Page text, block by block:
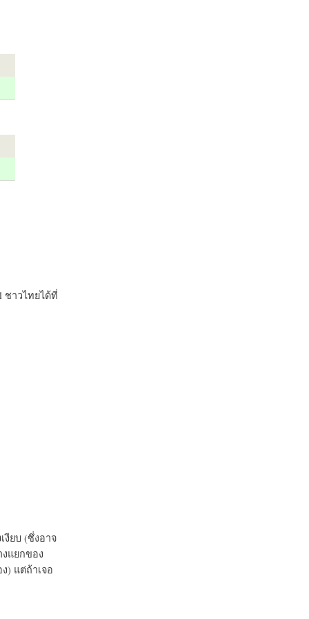
ชาวไทยได้ที่
งียบ (ซึ่งอาจ
งแยกของ
) แต่ถ้าเจอ